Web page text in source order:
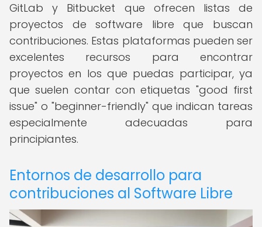
GitLab y Bitbucket que ofrecen listas de
proyectos de software libre que buscan
contribuciones. Estas plataformas pueden ser
excelentes recursos para encontrar
proyectos en los que puedas participar, ya
que suelen contar con etiquetas "good first
issue" o "beginner-friendly" que indican tareas
especialmente adecuadas para
principiantes.
Entornos de desarrollo para
contribuciones al Software Libre